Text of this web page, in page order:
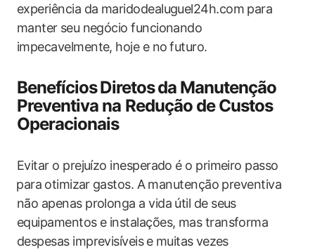
experiência da maridodealuguel24h.com para
manter ⁤seu negócio funcionando
impecavelmente, hoje e no⁣ futuro.
Benefícios⁢ Diretos⁣ da Manutenção
Preventiva na ‌Redução ‍de Custos⁤
Operacionais
Evitar o ‌prejuízo inesperado‌ é o primeiro‌ passo
⁢para⁣ otimizar ⁤gastos. A manutenção preventiva
não apenas prolonga a vida útil de ‍seus
equipamentos e instalações, mas transforma
despesas imprevisíveis ⁢e muitas⁢ vezes